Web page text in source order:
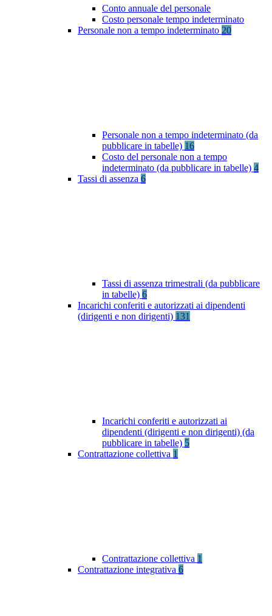
Conto annuale del personale
Costo personale tempo indeterminato
Personale non a tempo indeterminato 20
Personale non a tempo indeterminato (da
pubblicare in tabelle) 16
Costo del personale non a tempo
indeterminato (da pubblicare in tabelle) 4
Tassi di assenza 6
Tassi di assenza trimestrali (da pubblicare
in tabelle) 6
Incarichi conferiti e autorizzati ai dipendenti
(dirigenti e non dirigenti) 131
Incarichi conferiti e autorizzati ai
dipendenti (dirigenti e non dirigenti) (da
pubblicare in tabelle) 5
Contrattazione collettiva 1
Contrattazione collettiva 1
Contrattazione integrativa 6